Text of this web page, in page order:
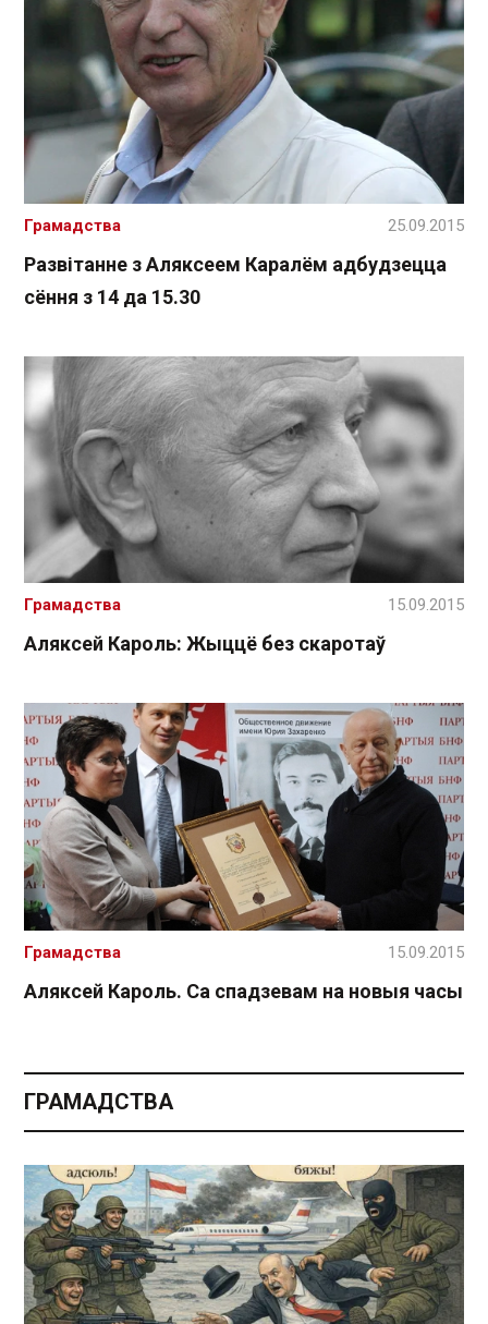
Развітанне з Аляксеем Каралём адбудзецца
сёння з 14 да 15.30
Грамадства 25.09.2015
Аляксей Кароль: Жыццё без скаротаў
Грамадства 15.09.2015
Аляксей Кароль. Са спадзевам на новыя часы
Грамадства 15.09.2015
ГРАМАДСТВА